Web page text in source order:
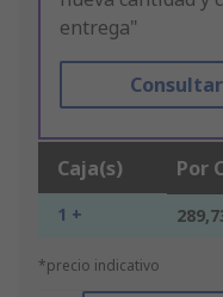
entrega"
Caja(s) Por
1 +
*precio indicativo